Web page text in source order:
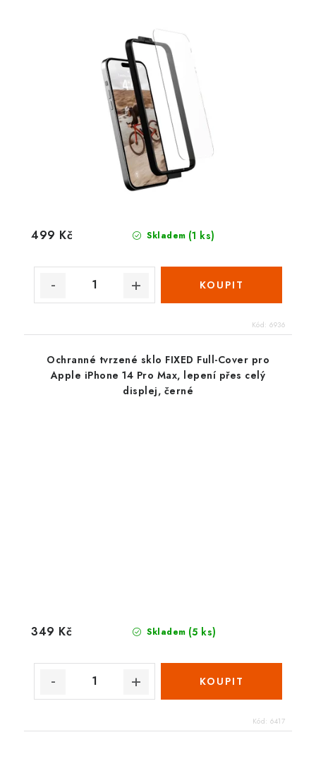
Skladem (1 ks)
499 Kč
Kód: 6936
Ochranné tvrzené sklo FIXED Full-Cover pro
Apple iPhone 14 Pro Max, lepení přes celý
displej, černé
Skladem (5 ks)
349 Kč
Kód: 6417